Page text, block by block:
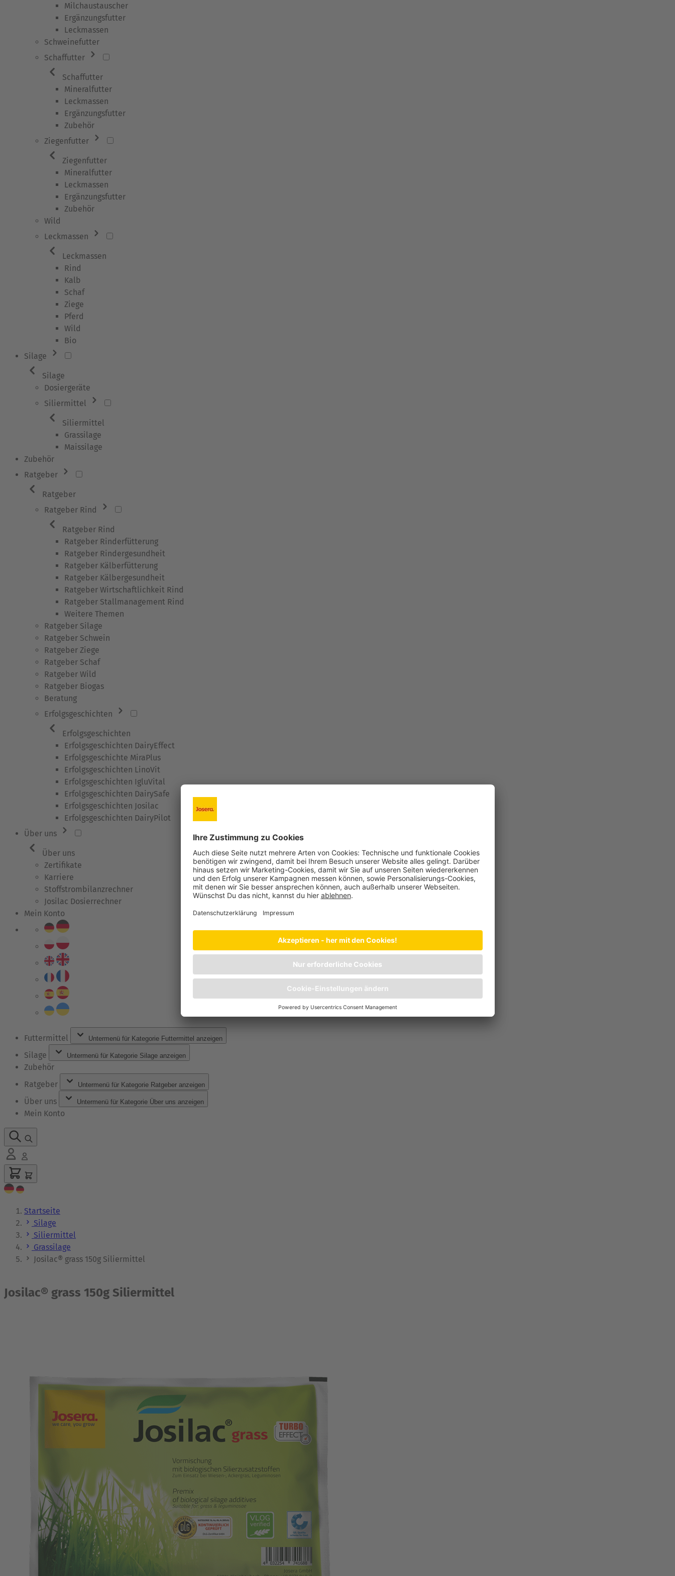
Milchaustauscher
Ergänzungsfutter
Leckmassen
Schweinefutter
Schaffutter
Schaffutter
Mineralfutter
Leckmassen
Ergänzungsfutter
Zubehör
Ziegenfutter
Ziegenfutter
Mineralfutter
Leckmassen
Ergänzungsfutter
Zubehör
Wild
Leckmassen
Leckmassen
Rind
Kalb
Schaf
Ziege
Pferd
Wild
Bio
Silage
Silage
Dosiergeräte
Siliermittel
Siliermittel
Grassilage
Maissilage
Zubehör
Ratgeber
Ratgeber
Ratgeber Rind
Ratgeber Rind
Ratgeber Rinderfütterung
Ratgeber Rindergesundheit
Ratgeber Kälberfütterung
Ratgeber Kälbergesundheit
Ratgeber Wirtschaftlichkeit Rind
Ratgeber Stallmanagement Rind
Weitere Themen
Ratgeber Silage
Ratgeber Schwein
Ratgeber Ziege
Ratgeber Schaf
Ratgeber Wild
Ratgeber Biogas
Beratung
Erfolgsgeschichten
Erfolgsgeschichten
Erfolgsgeschichten DairyEffect
Erfolgsgeschichte MiraPlus
Erfolgsgeschichten LinoVit
Erfolgsgeschichten IgluVital
Erfolgsgeschichten DairySafe
Erfolgsgeschichten Josilac
Erfolgsgeschichten DairyPilot
Über uns
Über uns
Zertifikate
Karriere
Stoffstrombilanzrechner
Josilac Dosierrechner
Mein Konto
Futtermittel Untermenü für Kategorie Futtermittel anzeigen
Silage Untermenü für Kategorie Silage anzeigen
Zubehör
Ratgeber
Untermenü für Kategorie Ratgeber anzeigen
Über uns Untermenü für Kategorie Über uns anzeigen
Mein Konto
Startseite
Silage
Siliermittel
Grassilage
Josilac® grass 150g Siliermittel
Josilac® grass 150g Siliermittel